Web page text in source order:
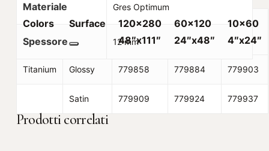
Colors Surface
120×280
48″x111″
60×120
24″x48″
10×60
4″x24″
Titanium Glossy 779858 779884 779903
Satin 779909 779924 779937
Materiale Gres Optimum
Spessore 12 mm
Prodotti correlati